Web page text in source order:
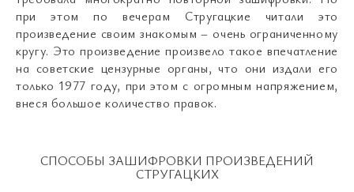
при этом по вечерам Стругацкие читали это
произведение своим знакомым – очень ограниченному
кругу. Это произведение произвело такое впечатление
на советские цензурные органы, что они издали его
только 1977 году, при этом с огромным напряжением,
внеся большое количество правок.
СПОСОБЫ ЗАШИФРОВКИ ПРОИЗВЕДЕНИЙ
СТРУГАЦКИХ